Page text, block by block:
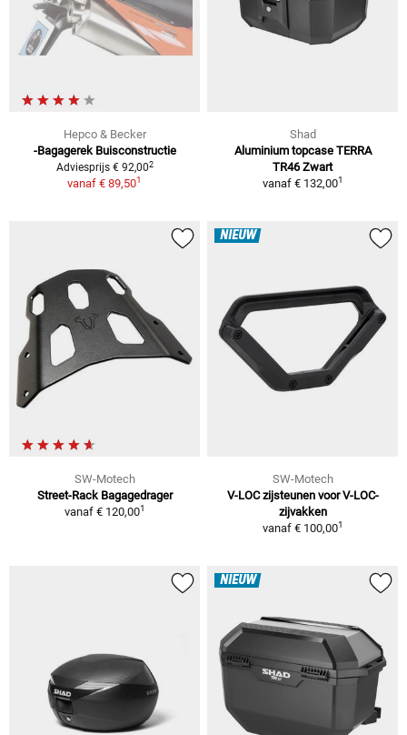
Hepco & Becker
-Bagagerek Buisconstructie
Adviesprijs € 92,002
vanaf € 89,501
Shad
Aluminium topcase TERRA
TR46 Zwart
vanaf € 132,001
SW-Motech
Street-Rack Bagagedrager
vanaf € 120,001
NIEUW
SW-Motech
V-LOC zijsteunen voor V-LOC-
zijvakken
vanaf € 100,001
NIEUW